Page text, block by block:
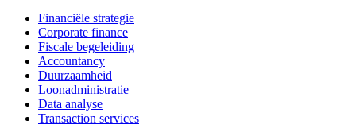
Financiële strategie
Corporate finance
Fiscale begeleiding
Accountancy
Duurzaamheid
Loonadministratie
Data analyse
Transaction services